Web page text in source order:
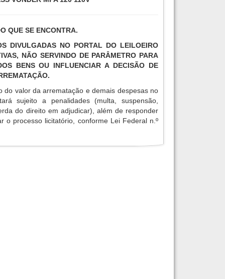
QUE SE ENCONTRA.
DIVULGADAS NO PORTAL DO LEILOEIRO
NÃO SERVINDO DE PARÂMETRO PARA
BENS OU INFLUENCIAR A DECISÃO DE
do valor da arrematação e demais despesas no
sujeito a penalidades (multa, suspensão,
do direito em adjudicar), além de responder
o processo licitatório, conforme Lei Federal n.º